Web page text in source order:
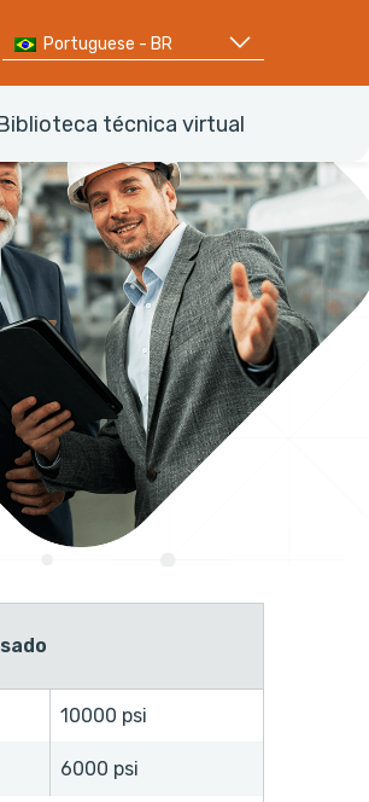
Portuguese - BR
técnica virtual
10000 psi
6000 psi